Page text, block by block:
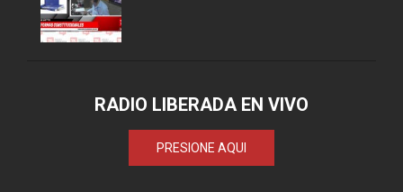
RADIO LIBERADA EN VIVO
PRESIONE AQUI